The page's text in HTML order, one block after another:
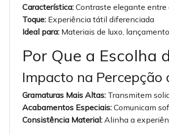
Característica: Contraste elegante
Toque: Experiência tátil diferenciada
Ideal para: Materiais de luxo,
Por Que a Escolha
Impacto na Percepção
Gramaturas Mais Altas: Transmitem
Acabamentos Especiais: Comunicam
Consistência Material: Alinha a